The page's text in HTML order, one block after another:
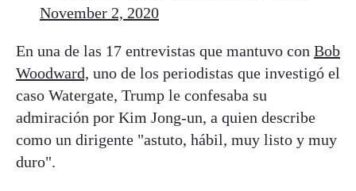
November 2, 2020
En una de las 17 entrevistas que mantuvo con Bob
Woodward, uno de los periodistas que investigó el
caso Watergate, Trump le confesaba su
admiración por Kim Jong-un, a quien describe
como un dirigente "astuto, hábil, muy listo y muy
duro".